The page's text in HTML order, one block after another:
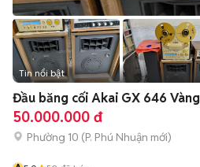
Tin nổi bật
Đầu băng cối Akai GX 646 Vàng
50.000.000 đ
Phường 10 (P. Phú Nhuận mới)